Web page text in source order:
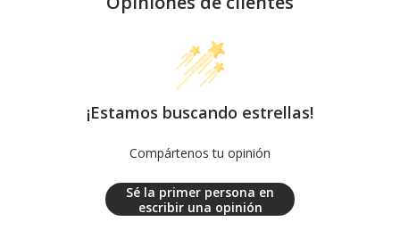
¡Estamos buscando estrellas!
Compártenos tu opinión
Sé la primer persona en
escribir una opinión